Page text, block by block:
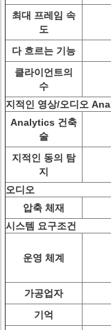
최대 프레임 속
도
다 흐르는 기능
클라이언트의
수
지적인 영상/오디오
Analytics 건축
술
지적인 동의 탐
지
오디오
압축 체재
시스템 요구조건
운영 체계
가공업자
기억